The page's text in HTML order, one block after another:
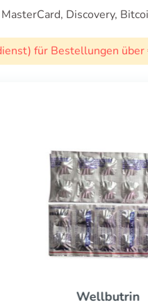
Discovery,
für Bestellungen
Wellbutrin